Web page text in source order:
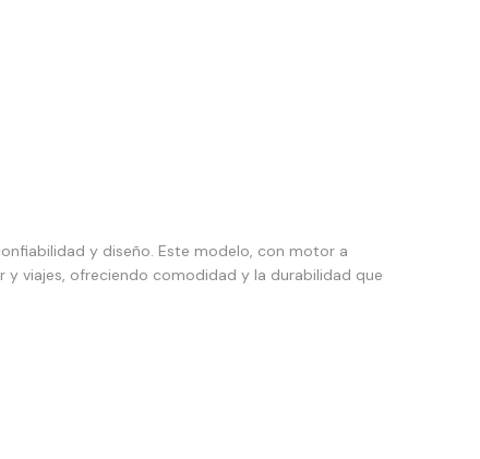
y diseño. Este modelo, con motor a
viajes, ofreciendo comodidad y la durabilidad que